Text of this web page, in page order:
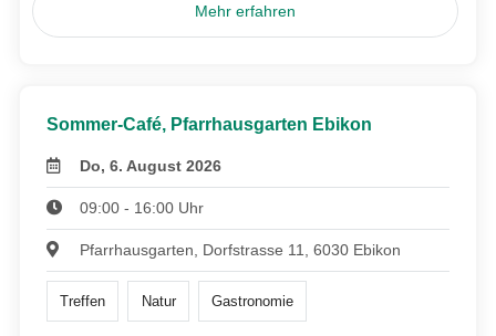
Mehr erfahren
Sommer-Café, Pfarrhausgarten Ebikon
Do, 6. August 2026
09:00 - 16:00 Uhr
Pfarrhausgarten, Dorfstrasse 11, 6030 Ebikon
Treffen Natur Gastronomie